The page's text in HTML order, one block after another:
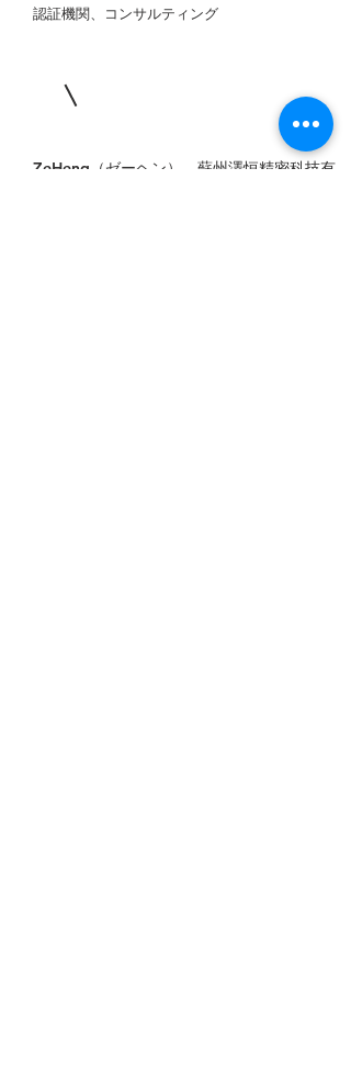
認証機関、コンサルティング
ZeHeng（ゼーヘン） 蘇州澤恒精密科技有